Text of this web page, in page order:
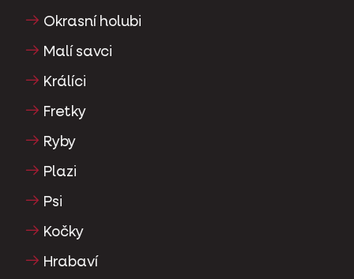
Okrasní holubi
Malí savci
Králíci
Fretky
Ryby
Plazi
Psi
Kočky
Hrabaví